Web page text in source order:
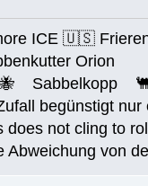
ICE 🇺🇸
Orion
🐝 Sabbelkopp
begünstigt
does not cling to
Abweichung von